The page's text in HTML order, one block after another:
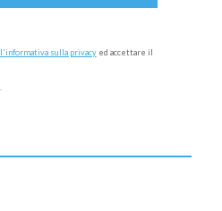
l'informativa sulla privacyed accettare il